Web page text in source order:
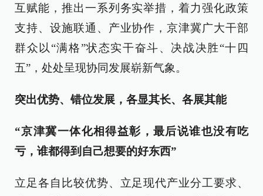
互赋能，推出一系列务实举措，着力强化政策
支持、设施联通、产业协作，京津冀广大干部
群众以“满格”状态实干奋斗、决战决胜“十四
五”，处处呈现协同发展崭新气象。
突出优势、错位发展，各显其长、各展其能
“京津冀一体化相得益彰，最后说谁也没有吃
亏，谁都得到自己想要的好东西”
立足各自比较优势、立足现代产业分工要求、